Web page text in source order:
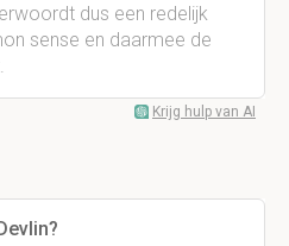
dus een redelijk
sense en daarmee de
Krijg hulp van AI